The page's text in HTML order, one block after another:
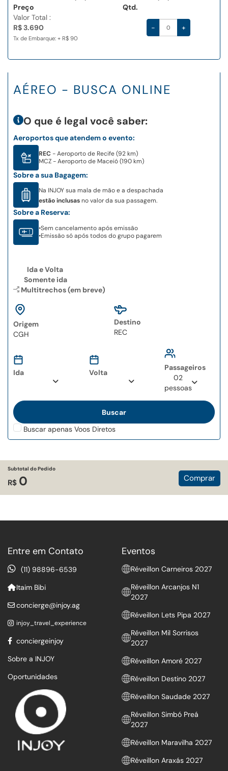
Preço
Qtd.
Valor Total :
R$ 3.690
Tx de Embarque: + R$ 90
- +
AÉREO - BUSCA ONLINE
O que é legal você saber:
Aeroportos que atendem o evento:
REC - Aeroporto de Recife (92 km)
MCZ - Aeroporto de Maceió (190 km)
Sobre a sua Bagagem:
Na INJOY sua mala de mão e a despachada
estão inclusasno valor da sua passagem.
Sobre a Reserva:
•Sem cancelamento após emissão
•Emissão só após todos do grupo pagarem
Ida e Volta
Somente ida
Multitrechos (em breve)
Origem
characters for results.
Destino
characters for results.
Ida Volta
Passageiros
02
pessoas
Buscar apenas Voos Diretos
Subtotal do Pedido
R$ 0 Comprar
Entre em Contato
(11) 98896-6539
Itaim Bibi
concierge@injoy.ag
injoy_travel_experience
conciergeinjoy
Sobre a INJOY
Oportunidades
Eventos
Réveillon Carneiros 2027
Réveillon Arcanjos N1
2027
Réveillon Lets Pipa 2027
Réveillon Mil Sorrisos
2027
Réveillon Amoré 2027
Réveillon Destino 2027
Réveillon Saudade 2027
Réveillon Simbó Preá
2027
Réveillon Maravilha 2027
Réveillon Araxás 2027